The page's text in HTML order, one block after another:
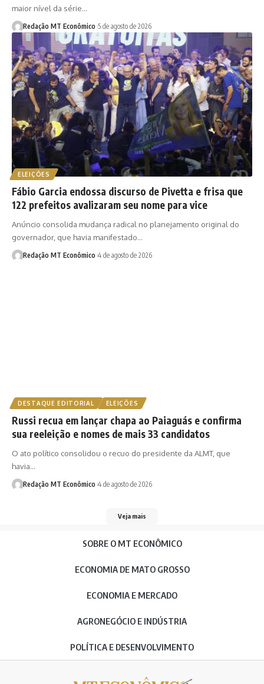
maior nível da série…
Redação MT Econômico 5 de agosto de 2026
ELEIÇÕES
Fábio Garcia endossa discurso de Pivetta e frisa que
122 prefeitos avalizaram seu nome para vice
Anúncio consolida mudança radical no planejamento original do
governador, que havia manifestado…
Redação MT Econômico 4 de agosto de 2026
DESTAQUE EDITORIAL ELEIÇÕES
Russi recua em lançar chapa ao Paiaguás e confirma
sua reeleição e nomes de mais 33 candidatos
O ato político consolidou o recuo do presidente da ALMT, que
havia…
Redação MT Econômico 4 de agosto de 2026
Veja mais
SOBRE O MT ECONÔMICO
ECONOMIA DE MATO GROSSO
ECONOMIA E MERCADO
AGRONEGÓCIO E INDÚSTRIA
POLÍTICA E DESENVOLVIMENTO